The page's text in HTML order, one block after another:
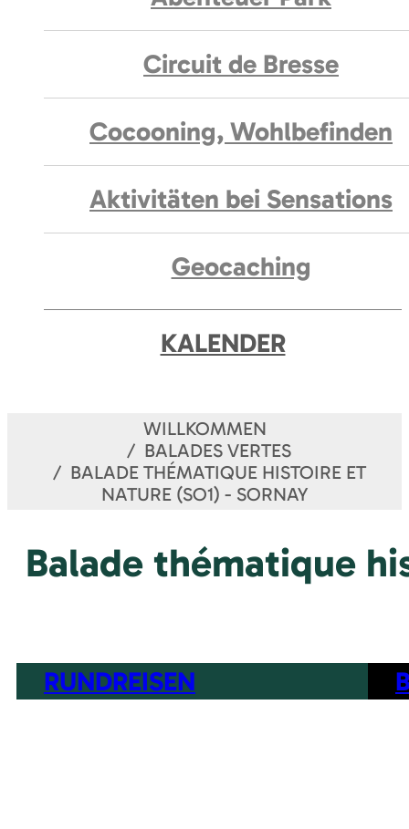
Circuit de Bresse
Cocooning, Wohlbefinden
Aktivitäten bei Sensations
Geocaching
KALENDER
WILLKOMMEN
BALADES VERTES
BALADE THÉMATIQUE HISTOIRE ET
NATURE (SO1) - SORNAY
Balade thématique
RUNDREISEN